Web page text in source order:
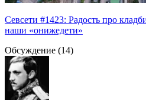
Севсети #1423: Радость про
наши «онижедети»
Обсуждение (14)